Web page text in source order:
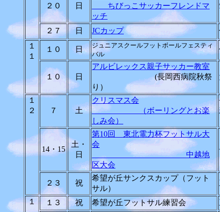
２０ 日
ちびっこサッカーフレンドマ
ッチ
２７ 日 JCカップ
１
１
１０ 日
ジュニアスクールフットボールフェスティ
バル
１０ 日
アルビレックス親子サッカー教室
(長岡西病院秋祭
り）
１
２
７ 土
クリスマス会
（ボーリングとお楽
しみ会）
14・15
土・
日
第10回 東北電力杯フットサル大
会
中越地
区大会
２３ 祝
希望が丘サンクスカップ（フット
サル）
１ １３ 祝 希望が丘フットサル練習会